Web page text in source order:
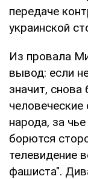
передаче
украинской
Из провала
вывод: если
значит,
народа, за
борются
телевидение
фашиста".